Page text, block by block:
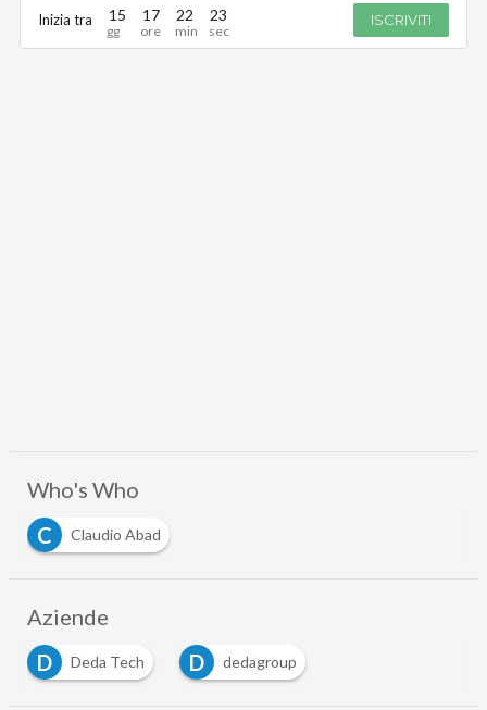
Inizia tra 15 17 22 23 ISCRIVITI
Who's Who
C
Claudio Abad
Aziende
D
Deda Tech D dedagroup